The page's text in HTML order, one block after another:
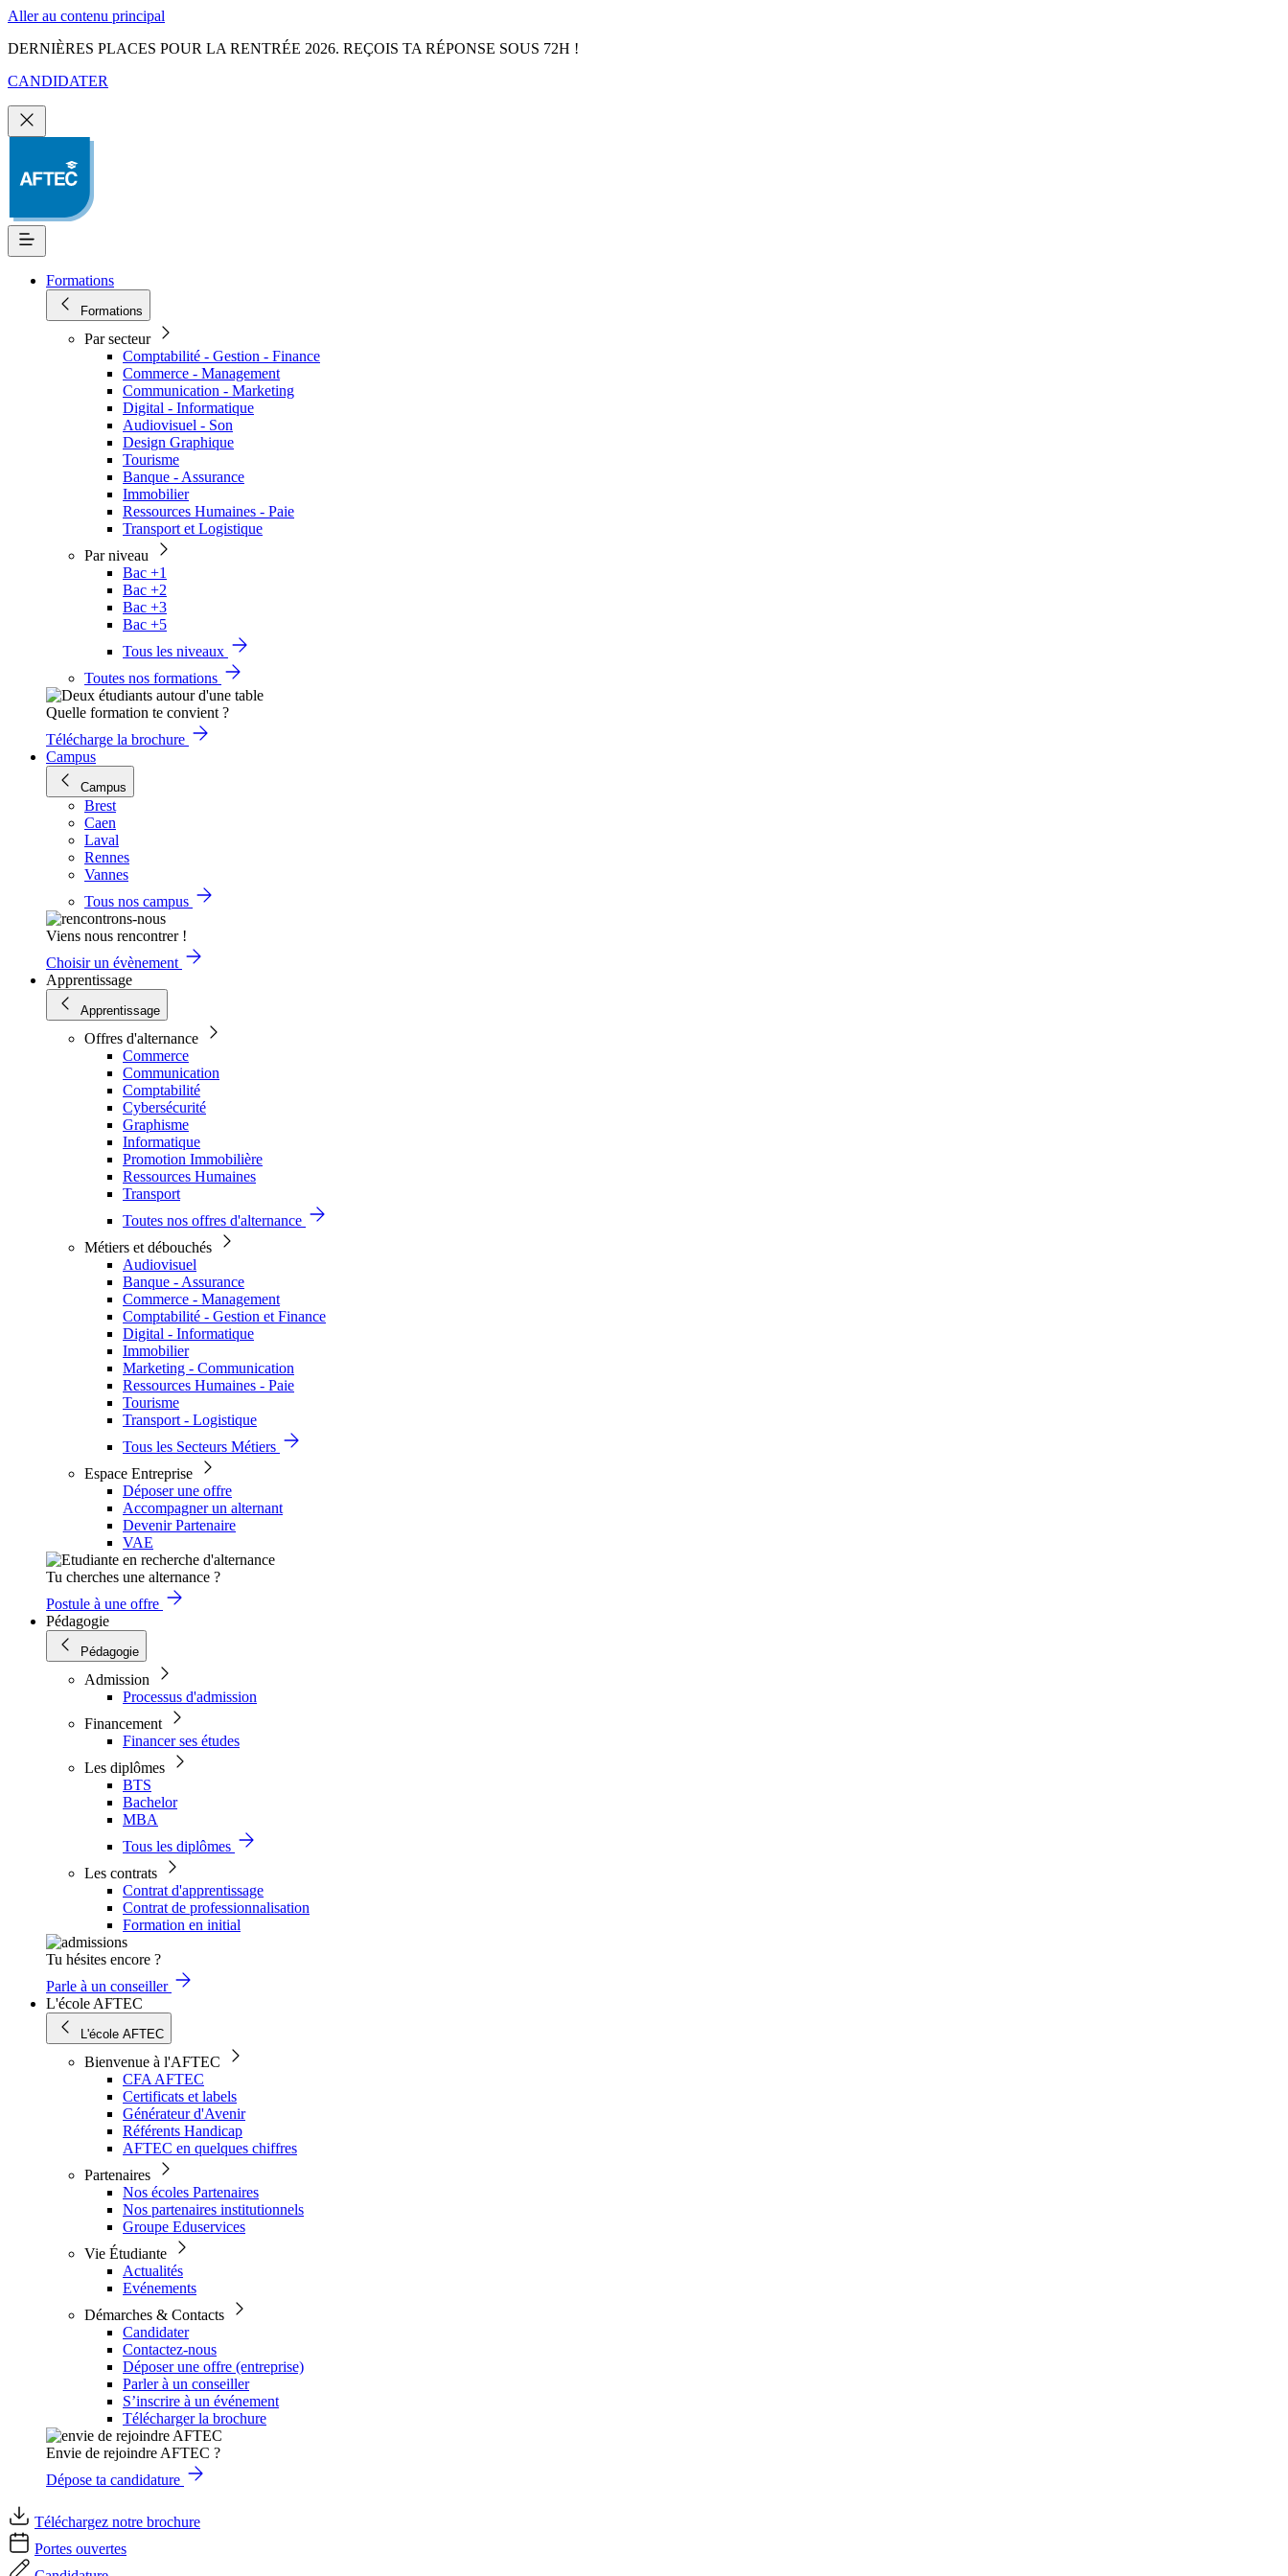
Aller au contenu principal
DERNIÈRES PLACES POUR LA RENTRÉE 2026. REÇOIS TA RÉPONSE SOUS 72H !
CANDIDATER
Formations
Formations
Par secteur
Comptabilité - Gestion - Finance
Commerce - Management
Communication - Marketing
Digital - Informatique
Audiovisuel - Son
Design Graphique
Tourisme
Banque - Assurance
Immobilier
Ressources Humaines - Paie
Transport et Logistique
Par niveau
Bac +1
Bac +2
Bac +3
Bac +5
Tous les niveaux
Toutes nos formations
Quelle formation te convient ?
Télécharge la brochure
Campus
Campus
Brest
Caen
Laval
Rennes
Vannes
Tous nos campus
Viens nous rencontrer !
Choisir un évènement
Apprentissage
Apprentissage
Offres d'alternance
Commerce
Communication
Comptabilité
Cybersécurité
Graphisme
Informatique
Promotion Immobilière
Ressources Humaines
Transport
Toutes nos offres d'alternance
Métiers et débouchés
Audiovisuel
Banque - Assurance
Commerce - Management
Comptabilité - Gestion et Finance
Digital - Informatique
Immobilier
Marketing - Communication
Ressources Humaines - Paie
Tourisme
Transport - Logistique
Tous les Secteurs Métiers
Espace Entreprise
Déposer une offre
Accompagner un alternant
Devenir Partenaire
VAE
Tu cherches une alternance ?
Postule à une offre
Pédagogie
Pédagogie
Admission
Processus d'admission
Financement
Financer ses études
Les diplômes
BTS
Bachelor
MBA
Tous les diplômes
Les contrats
Contrat d'apprentissage
Contrat de professionnalisation
Formation en initial
Tu hésites encore ?
Parle à un conseiller
L'école AFTEC
L'école AFTEC
Bienvenue à l'AFTEC
CFA AFTEC
Certificats et labels
Générateur d'Avenir
Référents Handicap
AFTEC en quelques chiffres
Partenaires
Nos écoles Partenaires
Nos partenaires institutionnels
Groupe Eduservices
Vie Étudiante
Actualités
Evénements
Démarches & Contacts
Candidater
Contactez-nous
Déposer une offre (entreprise)
Parler à un conseiller
S’inscrire à un événement
Télécharger la brochure
Envie de rejoindre AFTEC ?
Dépose ta candidature
Téléchargez notre brochure
Portes ouvertes